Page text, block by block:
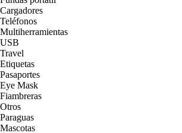
Cargadores
Teléfonos
Multiherramientas
USB
Travel
Etiquetas
Pasaportes
Eye Mask
Fiambreras
Otros
Paraguas
Mascotas